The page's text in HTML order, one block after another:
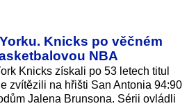
Knicks po věčném
NBA
Knicks získali po 53 letech titul
zvítězili na hřišti San Antonia 94:90
Jalena Brunsona. Sérii ovládli